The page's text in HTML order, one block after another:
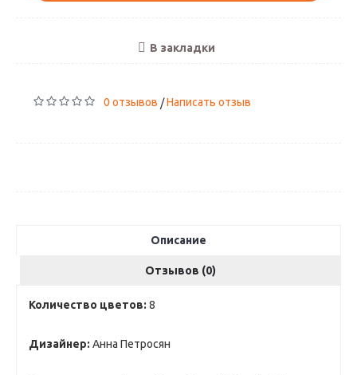
В закладки
0 отзывов /Написать отзыв
Описание
Отзывов (0)
Количество цветов: 8
Дизайнер: Анна Петросян